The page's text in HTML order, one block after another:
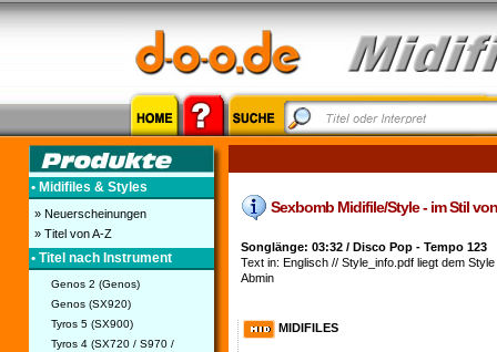
• Midifiles & Styles
» Neuerscheinungen
» Titel von A-Z
• Titel nach Instrument
Genos 2 (Genos)
Genos (SX920)
Tyros 5 (SX900)
Tyros 4 (SX720 / S970 /
Sexbomb Midifile/Style - im Stil
Songlänge: 03:32 / Disco Pop - Tempo 123
Text in: Englisch // Style_info.pdf liegt dem
Abmin
MIDIFILES